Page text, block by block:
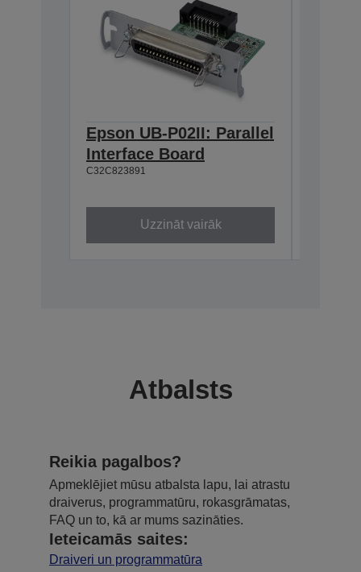
Epson UB-P02II: Parallel
Interface Board
C32C823891
Uzzināt vairāk
Atbalsts
Reikia pagalbos?
Apmeklējiet mūsu atbalsta lapu, lai atrastu
draiverus, programmatūru, rokasgrāmatas,
FAQ un to, kā ar mums sazināties.
Ieteicamās saites:
Draiveri un programmatūra